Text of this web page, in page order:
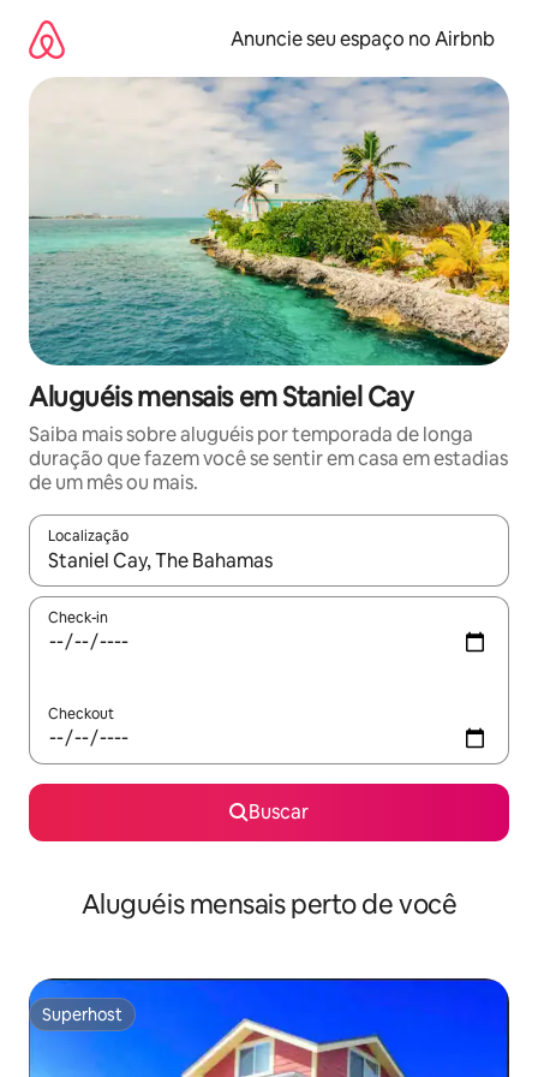
para
conteúdo
Anuncie seu espaço no Airbnb
Aluguéis mensais em Staniel Cay
Saiba mais sobre aluguéis por temporada de longa
duração que fazem você se sentir em casa em estadias
de um mês ou mais.
Localização
Quando os resultados estiverem disponíveis, explore-os
Check-in
Checkout
Buscar
Aluguéis mensais perto de você
Superhost
Superhost